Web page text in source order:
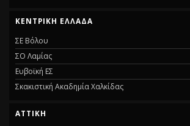
ΚΕΝΤΡΙΚΉ ΕΛΛΆΔΑ
ΣΕ Βόλου
ΣΟ Λαμίας
Ευβοϊκή ΕΣ
Σκακιστική Ακαδημία Χαλκίδας
ΑΤΤΙΚΉ